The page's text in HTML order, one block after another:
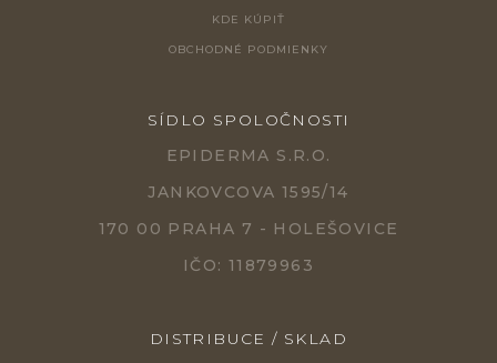
KDE KÚPIŤ
OBCHODNÉ PODMIENKY
SÍDLO SPOLOČNOSTI
EPIDERMA S.R.O.
JANKOVCOVA 1595/14
170 00 PRAHA 7 - HOLEŠOVICE
IČO: 11879963
DISTRIBUCE / SKLAD